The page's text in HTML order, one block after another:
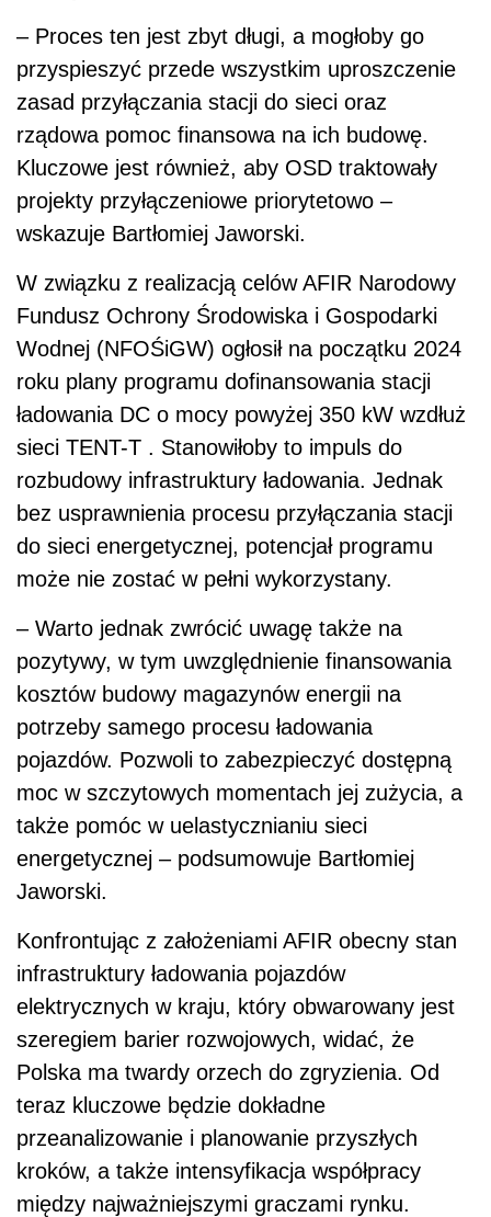
– Proces ten jest zbyt długi, a mogłoby go
przyspieszyć przede wszystkim uproszczenie
zasad przyłączania stacji do sieci oraz
rządowa pomoc finansowa na ich budowę.
Kluczowe jest również, aby OSD traktowały
projekty przyłączeniowe priorytetowo –
wskazuje Bartłomiej Jaworski.
W związku z realizacją celów AFIR Narodowy
Fundusz Ochrony Środowiska i Gospodarki
Wodnej (NFOŚiGW) ogłosił na początku 2024
roku plany programu dofinansowania stacji
ładowania DC o mocy powyżej 350 kW wzdłuż
sieci TENT-T . Stanowiłoby to impuls do
rozbudowy infrastruktury ładowania. Jednak
bez usprawnienia procesu przyłączania stacji
do sieci energetycznej, potencjał programu
może nie zostać w pełni wykorzystany.
– Warto jednak zwrócić uwagę także na
pozytywy, w tym uwzględnienie finansowania
kosztów budowy magazynów energii na
potrzeby samego procesu ładowania
pojazdów. Pozwoli to zabezpieczyć dostępną
moc w szczytowych momentach jej zużycia, a
także pomóc w uelastycznianiu sieci
energetycznej – podsumowuje Bartłomiej
Jaworski.
Konfrontując z założeniami AFIR obecny stan
infrastruktury ładowania pojazdów
elektrycznych w kraju, który obwarowany jest
szeregiem barier rozwojowych, widać, że
Polska ma twardy orzech do zgryzienia. Od
teraz kluczowe będzie dokładne
przeanalizowanie i planowanie przyszłych
kroków, a także intensyfikacja współpracy
między najważniejszymi graczami rynku.